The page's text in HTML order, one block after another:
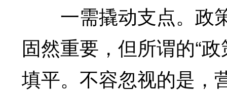
一需撬动支点。政
固然重要，但所谓的“
填平。不容忽视的是，